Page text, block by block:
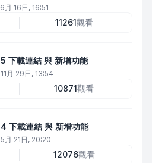
月 16日, 16:51
11261觀看
下載連結 與 新增功能
月 29日, 13:54
10871觀看
下載連結 與 新增功能
月 21日, 20:20
12076觀看